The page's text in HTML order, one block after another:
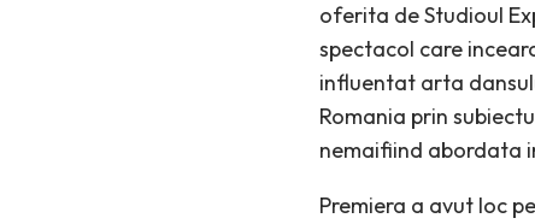
oferita de Studioul
spectacol care
influentat arta
Romania prin
nemaifiind abordata
Premiera a avut loc